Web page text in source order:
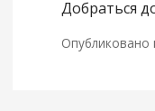
Добраться
Опубликовано